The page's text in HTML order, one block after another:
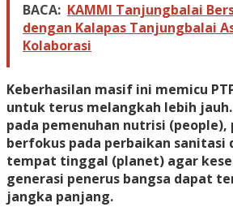
BACA: KAMMI Tanjungbalai
dengan Kalapas Tanjungbalai
Kolaborasi
Keberhasilan masif ini memicu
untuk terus melangkah lebih
pada pemenuhan nutrisi (people),
berfokus pada perbaikan sanitasi
tempat tinggal (planet) agar
generasi penerus bangsa dapat
jangka panjang.